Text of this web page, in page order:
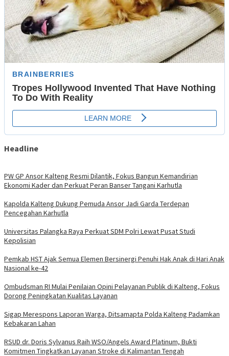
Headline
PW GP Ansor Kalteng Resmi Dilantik, Fokus Bangun Kemandirian
Ekonomi Kader dan Perkuat Peran Banser Tangani Karhutla
Kapolda Kalteng Dukung Pemuda Ansor Jadi Garda Terdepan
Pencegahan Karhutla
Universitas Palangka Raya Perkuat SDM Polri Lewat Pusat Studi
Kepolisian
Pemkab HST Ajak Semua Elemen Bersinergi Penuhi Hak Anak di Hari Anak
Nasional ke-42
Ombudsman RI Mulai Penilaian Opini Pelayanan Publik di Kalteng, Fokus
Dorong Peningkatan Kualitas Layanan
Sigap Merespons Laporan Warga, Ditsamapta Polda Kalteng Padamkan
Kebakaran Lahan
RSUD dr. Doris Sylvanus Raih WSO/Angels Award Platinum, Bukti
Komitmen Tingkatkan Layanan Stroke di Kalimantan Tengah